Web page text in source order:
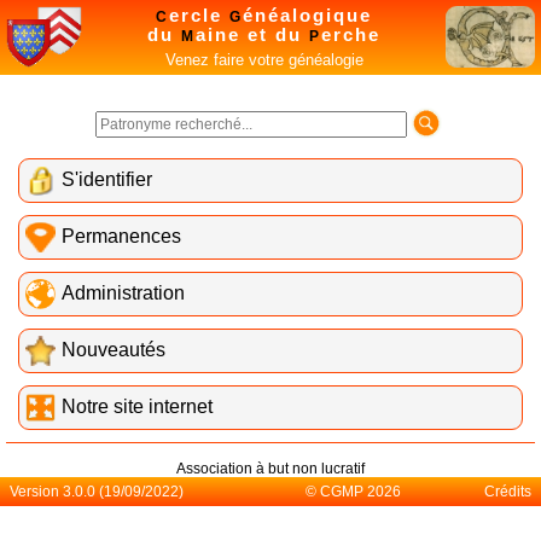
Cercle Généalogique
du
M aine et du Perche
Venez faire votre généalogie
S'identifier
Permanences
Administration
Nouveautés
Notre site internet
Association à but non lucratif
Version 3.0.0 (19/09/2022)
© CGMP 2026 Crédits